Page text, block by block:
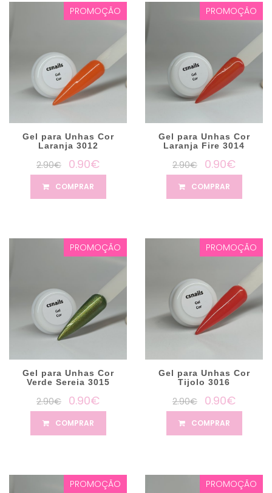
PROMOÇÃO
Gel para Unhas Cor
Laranja 3012
2.90€ 0.90€
COMPRAR
PROMOÇÃO
Gel para Unhas Cor
Laranja Fire 3014
2.90€ 0.90€
COMPRAR
PROMOÇÃO
Gel para Unhas Cor
Verde Sereia 3015
2.90€ 0.90€
COMPRAR
PROMOÇÃO
Gel para Unhas Cor
Tijolo 3016
2.90€ 0.90€
COMPRAR
PROMOÇÃO PROMOÇÃO